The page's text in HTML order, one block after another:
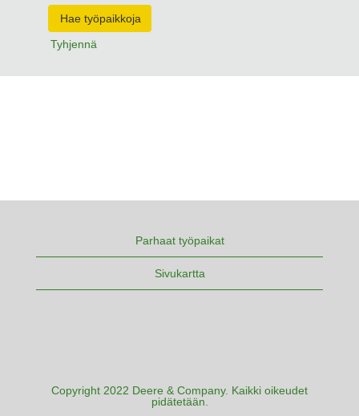
Tyhjennä
Parhaat työpaikat
Sivukartta
Copyright 2022 Deere & Company. Kaikki oikeudet
pidätetään.